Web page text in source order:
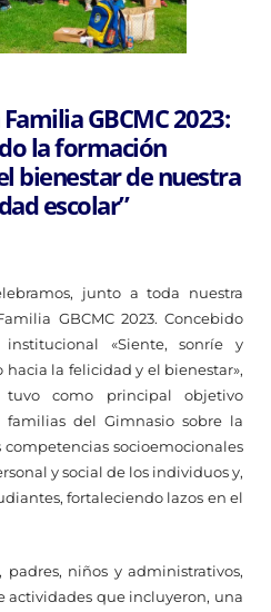
GBCMC 2023:
la formación
bienestar de nuestra
escolar”
junto a toda nuestra
GBCMC 2023. Concebido
«Siente, sonríe y
la felicidad y el bienestar»,
tuvo como principal objetivo
del Gimnasio sobre la
socioemocionales
y social de los individuos y,
fortaleciendo lazos en el
niños y administrativos,
actividades que incluyeron, una